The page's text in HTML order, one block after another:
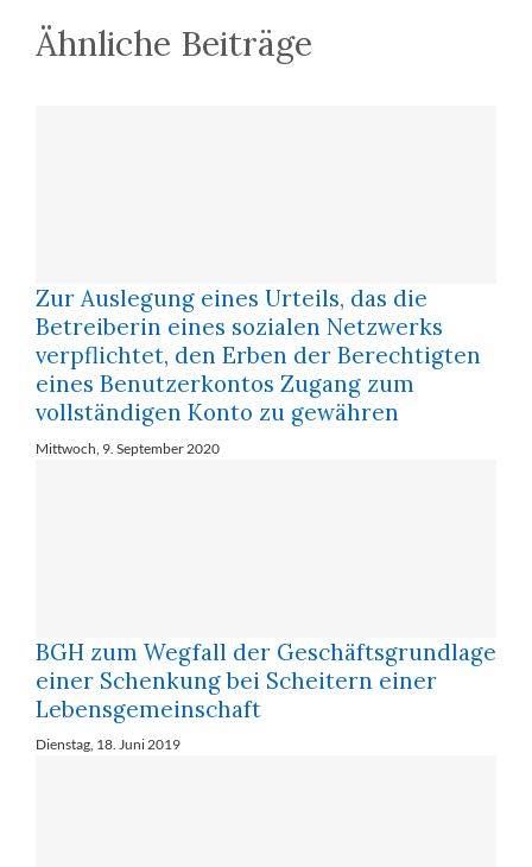
Ähnliche Beiträge
Zur Auslegung eines Urteils, das die
Betreiberin eines sozialen Netzwerks
verpflichtet, den Erben der Berechtigten
eines Benutzerkontos Zugang zum
vollständigen Konto zu gewähren
Mittwoch, 9. September 2020
BGH zum Wegfall der Geschäftsgrundlage
einer Schenkung bei Scheitern einer
Lebensgemeinschaft
Dienstag, 18. Juni 2019